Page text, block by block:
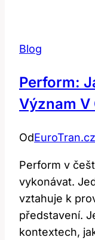
Blog
Perform:
Význam V
OdEuroTran.cz
Perform v
vykonávat.
vztahuje k
představení.
kontextech,